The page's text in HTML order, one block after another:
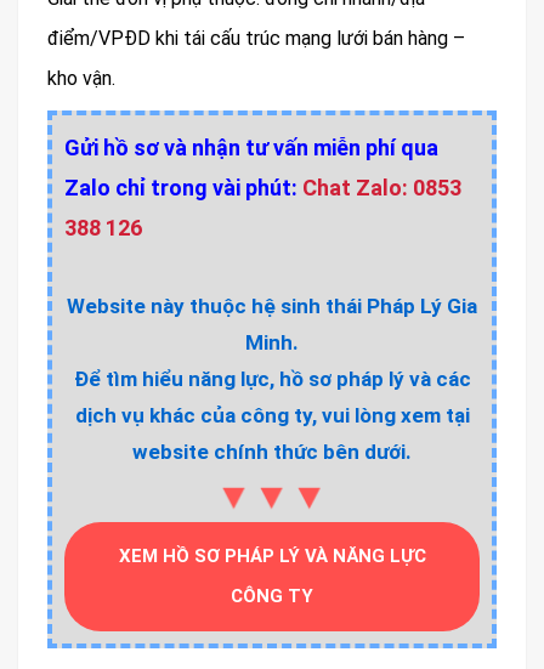
điểm/VPĐD khi tái cấu trúc mạng lưới bán hàng –
kho vận.
Gửi hồ sơ và nhận tư vấn miễn phí qua
Zalo chỉ trong vài phút: Chat Zalo: 0853
388 126
Website này thuộc hệ sinh thái Pháp Lý Gia
Minh.
Để tìm hiểu năng lực, hồ sơ pháp lý và các
dịch vụ khác của công ty, vui lòng xem tại
website chính thức bên dưới.
▼▼▼
XEM HỒ SƠ PHÁP LÝ VÀ NĂNG LỰC
CÔNG TY